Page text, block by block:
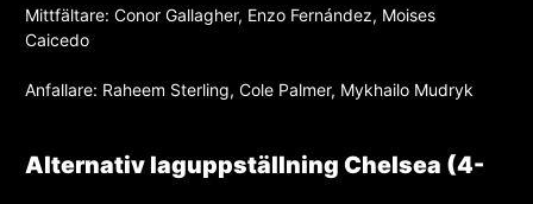
Mittfältare: Conor Gallagher, Enzo Fernández, Moises
Caicedo
Anfallare: Raheem Sterling, Cole Palmer, Mykhailo Mudryk
Alternativ laguppställning Chelsea (4-